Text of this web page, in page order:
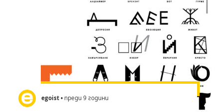
egoist• преди 9 години